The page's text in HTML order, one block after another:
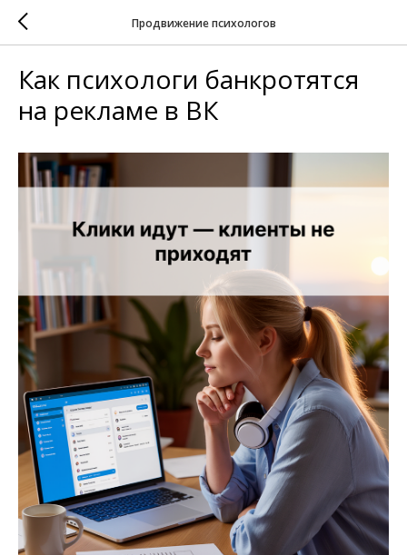
Продвижение психологов
Как психологи банкротятся
на рекламе в ВК